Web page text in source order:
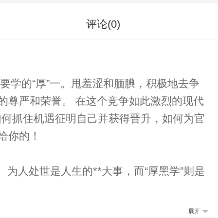
评论(0)
如此激烈的现代
抓住机遇征明自己并获得晋升，如何为官
你的！
展开